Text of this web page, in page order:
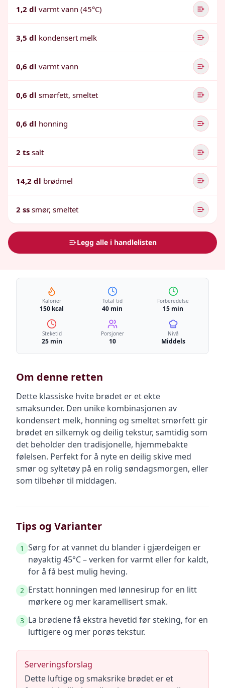
1,2 dl varmt vann (45°C)
3,5 dl kondensert melk
0,6 dl varmt vann
0,6 dl smørfett, smeltet
0,6 dl honning
2 ts salt
14,2 dl brødmel
2 ss smør, smeltet
Legg alle i handlelisten
Kalorier
150 kcal
Total tid
40 min
Forberedelse
15 min
Steketid
25 min
Porsjoner
10
Nivå
Middels
Om denne retten
Dette klassiske hvite brødet er et ekte
smaksunder. Den unike kombinasjonen av
kondensert melk, honning og smeltet smørfett gir
brødet en silkemyk og deilig tekstur, samtidig som
det beholder den tradisjonelle, hjemmebakte
følelsen. Perfekt for å nyte en deilig skive med
smør og syltetøy på en rolig søndagsmorgen, eller
som tilbehør til middagen.
Tips og Varianter
1 Sørg for at vannet du blander i gjærdeigen er
nøyaktig 45°C – verken for varmt eller for kaldt,
for å få best mulig heving.
2 Erstatt honningen med lønnesirup for en litt
mørkere og mer karamellisert smak.
3 La brødene få ekstra hevetid før steking, for en
luftigere og mer porøs tekstur.
Serveringsforslag
Dette luftige og smaksrike brødet er et